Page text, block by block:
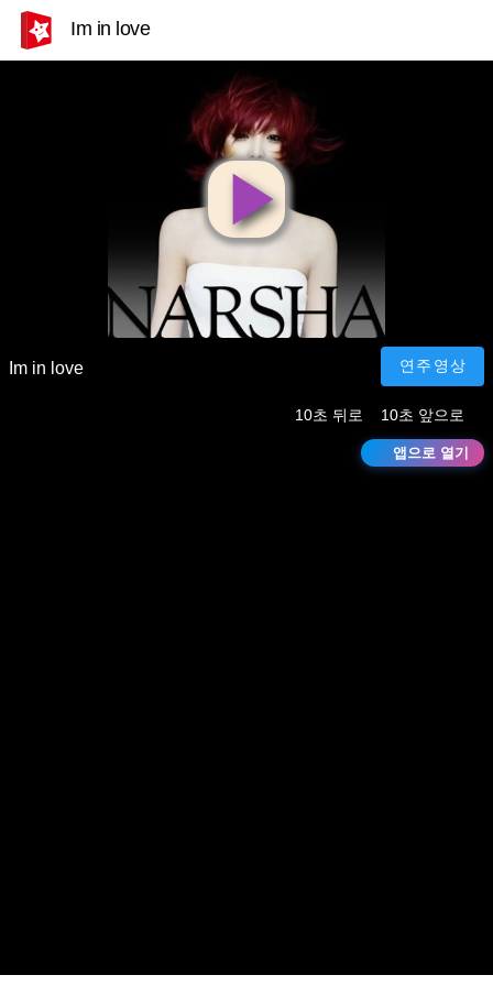
Im in love
영
상
재
Im in love 연주영상
10초 뒤로 10초 앞으로
앱으로 열기